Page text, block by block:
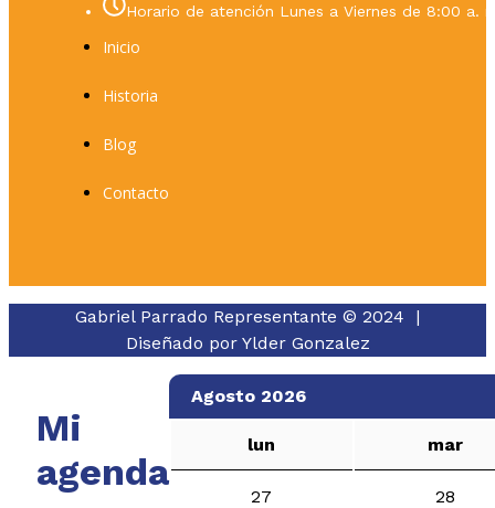
Horario de atención Lunes a Viernes de 8:00 a.
Inicio
Historia
Blog
Contacto
Gabriel Parrado Representante © 2024 |
Diseñado por Ylder Gonzalez
Mi
agenda
Agosto 2026
lun mar
27
28